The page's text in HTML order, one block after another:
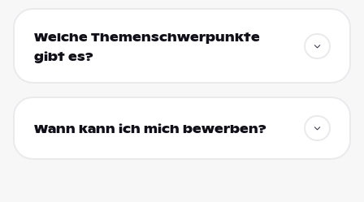
Welche Themenschwerpunkte
gibt es?
Wann kann ich mich bewerben?